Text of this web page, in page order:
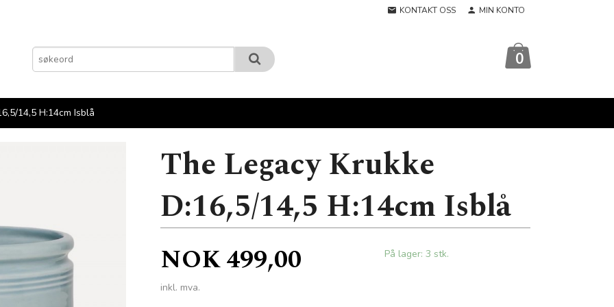
KONTAKT OSS MIN KONTO
0
14,5 H:14cm Isblå
The Legacy Krukke
D:16,5/14,5 H:14cm Isblå
Pris
NOK499,00
inkl. mva.
På lager: 3 stk.